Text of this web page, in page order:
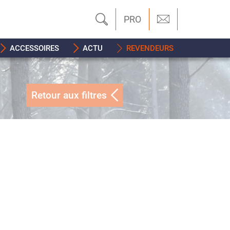
PRO
ACCESSOIRES ACTU REVENDEURS
Retour aux filtres